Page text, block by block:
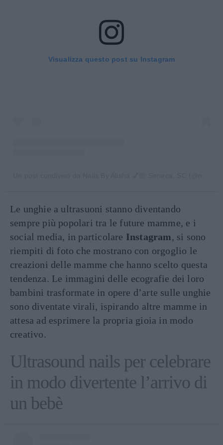
Visualizza questo post su Instagram
Le unghie a ultrasuoni stanno diventando
sempre più popolari tra le future mamme, e i
social media, in particolare Instagram, si sono
riempiti di foto che mostrano con orgoglio le
creazioni delle mamme che hanno scelto questa
tendenza. Le immagini delle ecografie dei loro
bambini trasformate in opere d’arte sulle unghie
sono diventate virali, ispirando altre mamme in
attesa ad esprimere la propria gioia in modo
creativo.
Ultrasound nails per celebrare
in modo divertente l’arrivo di
un bebè